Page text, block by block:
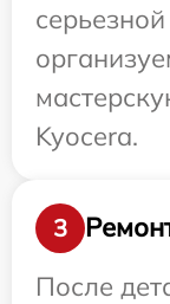
Kyocera.
3
После